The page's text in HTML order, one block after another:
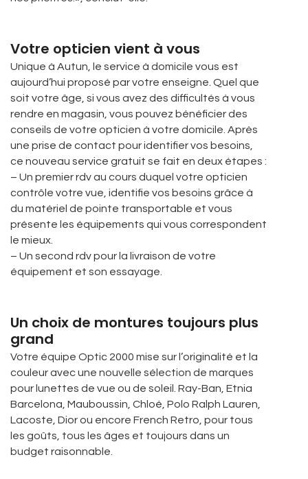
Votre opticien vient à vous
Unique à Autun, le service à domicile vous est
aujourd’hui proposé par votre enseigne. Quel que
soit votre âge, si vous avez des difficultés à vous
rendre en magasin, vous pouvez bénéficier des
conseils de votre opticien à votre domicile. Après
une prise de contact pour identifier vos besoins,
ce nouveau service gratuit se fait en deux étapes :
– Un premier rdv au cours duquel votre opticien
contrôle votre vue, identifie vos besoins grâce à
du matériel de pointe transportable et vous
présente les équipements qui vous correspondent
le mieux.
– Un second rdv pour la livraison de votre
équipement et son essayage.
Un choix de montures toujours plus
grand
Votre équipe Optic 2000 mise sur l’originalité et la
couleur avec une nouvelle sélection de marques
pour lunettes de vue ou de soleil. Ray-Ban, Etnia
Barcelona, Mauboussin, Chloé, Polo Ralph Lauren,
Lacoste, Dior ou encore French Retro, pour tous
les goûts, tous les âges et toujours dans un
budget raisonnable.